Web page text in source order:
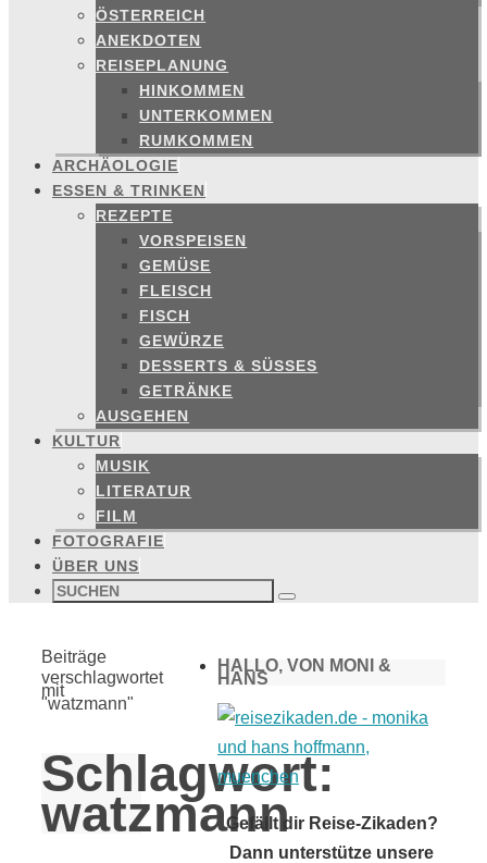
ÖSTERREICH
ANEKDOTEN
REISEPLANUNG
HINKOMMEN
UNTERKOMMEN
RUMKOMMEN
ARCHÄOLOGIE
ESSEN & TRINKEN
REZEPTE
VORSPEISEN
GEMÜSE
FLEISCH
FISCH
GEWÜRZE
DESSERTS & SÜSSES
GETRÄNKE
AUSGEHEN
KULTUR
MUSIK
LITERATUR
FILM
FOTOGRAFIE
ÜBER UNS
Suchen
nach: Suchen
Start
Beiträge
verschlagwortet
mit
"watzmann"
Schlagwort:
watzmann
HALLO, VON MONI &
HANS
Gefällt dir Reise-Zikaden?
Dann unterstütze unsere